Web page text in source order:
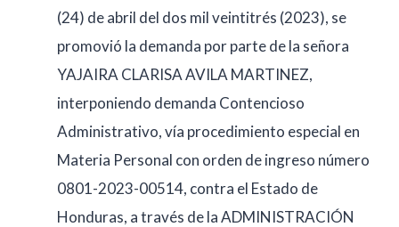
(24) de abril del dos mil veintitrés (2023), se
promovió la demanda por parte de la señora
YAJAIRA CLARISA AVILA MARTINEZ,
interponiendo demanda Contencioso
Administrativo, vía procedimiento especial en
Materia Personal con orden de ingreso número
0801-2023-00514, contra el Estado de
Honduras, a través de la ADMINISTRACIÓN